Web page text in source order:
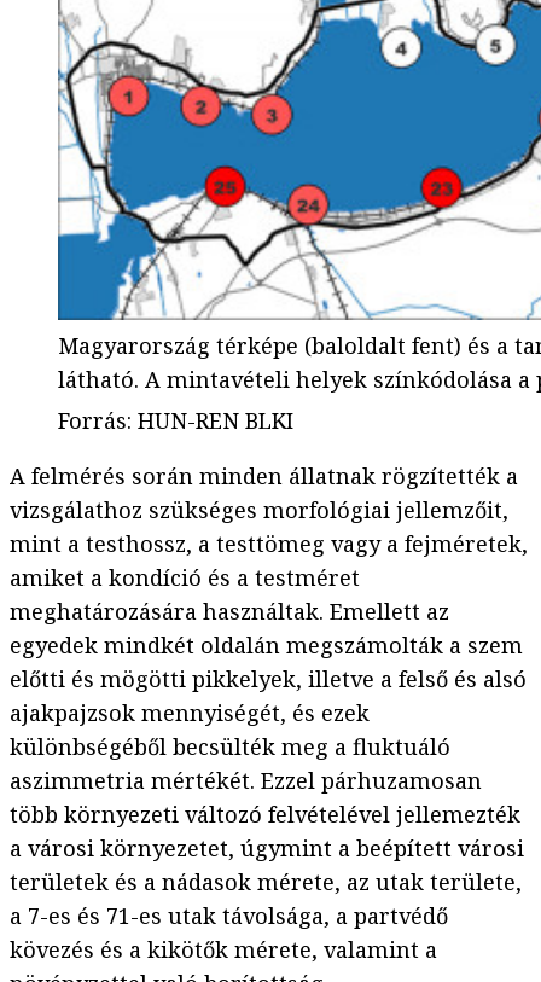
Magyarország térképe (baloldalt fent) és a
látható. A mintavételi helyek színkódolása
Forrás: HUN-REN BLKI
A felmérés során minden állatnak rögzítették a
vizsgálathoz szükséges morfológiai jellemzőit,
mint a testhossz, a testtömeg vagy a fejméretek,
amiket a kondíció és a testméret
meghatározására használtak. Emellett az
egyedek mindkét oldalán megszámolták a szem
előtti és mögötti pikkelyek, illetve a felső és alsó
ajakpajzsok mennyiségét, és ezek
különbségéből becsülték meg a fluktuáló
aszimmetria mértékét. Ezzel párhuzamosan
több környezeti változó felvételével jellemezték
a városi környezetet, úgymint a beépített városi
területek és a nádasok mérete, az utak területe,
a 7-es és 71-es utak távolsága, a partvédő
kövezés és a kikötők mérete, valamint a